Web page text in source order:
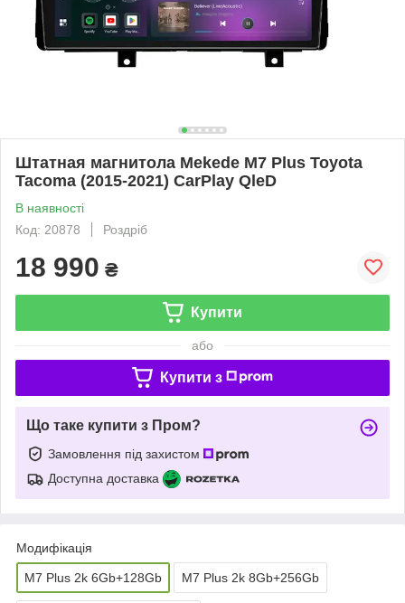
Штатная магнитола Mekede M7 Plus Toyota
Tacoma (2015-2021) CarPlay QleD
В наявності
Код: 20878
Роздріб
18 990 ₴
Купити
або
Купити з
Що таке купити з Пром?
Замовлення під захистом
Доступна доставка
Модифікація
M7 Plus 2k 6Gb+128Gb M7 Plus 2k 8Gb+256Gb